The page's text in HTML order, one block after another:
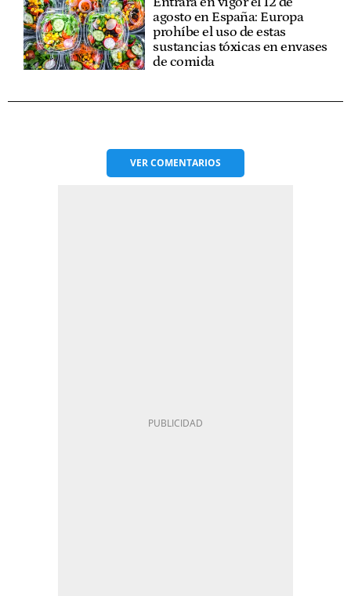
agosto en España: Europa
prohíbe el uso de estas
sustancias tóxicas en envases
de comida
VERCOMENTARIOS